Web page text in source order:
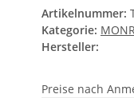
Artikelnummer:
Kategorie:
Hersteller:
Preise nach